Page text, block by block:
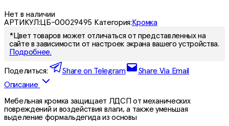
Нет в наличии
АРТИКУЛ:ЦБ-00029495 Категория: Кромка
*Цвет товаров может отличаться от представленных на
сайте в зависимости от настроек экрана вашего устройства.
Подробнее.
Поделиться: Share on Telegram
Share Via Email
Описание
Мебельная кромка защищает ЛДСП от механических
повреждений и воздействия влаги, а также уменьшая
выделение формальдегида из основы